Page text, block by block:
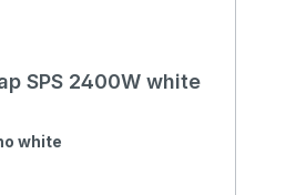
SPS 2400W white
white